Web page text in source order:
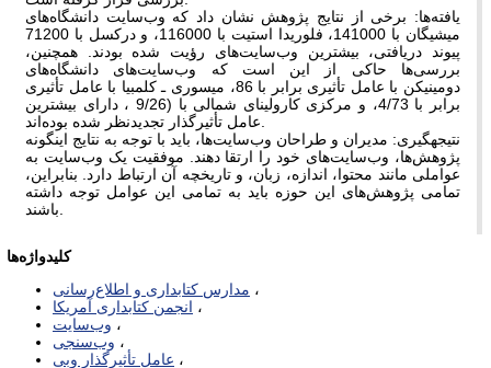
یافته‌ها: برخی از نتایج پژوهش نشان داد که وب‌سایت دانشگاه‌های
میشیگان با 141000، فلوریدا استیت با 116000، و درکسل با 71200
پیوند دریافتی، بیشترین وب‌سایت‌های رؤیت شده بودند. همچنین،
بررسی‌ها حاکی از این است که وب‌سایت‌های دانشگاه‌های
دومینیکن با عامل تأثیری برابر با 86، میسوری­ ـ کلمبیا با عامل تأثیری
برابر با 4/73، و مرکزی کارولینای شمالی با (9/26 ، دارای بیشترین
نتیجه­گیری: مدیران و طراحان وب‌‌سایت‌ها، باید با توجه به نتایج اینگونه
پژوهش‌ها، وب‌سایت‌های خود را ارتقا دهند. موفقیت یک وبسایت به
عواملی مانند محتوا، اندازه، زبان، و تاریخچه آن ارتباط دارد. بنابراین،
تمامی پژوهش‌های این حوزه باید به تمامی این عوامل توجه داشته
کلیدواژه‌ها
مدارس کتابداری و اطلاع‌رسانی
انجمن کتابداری آمریکا
وب‌سایت
وب‌سنجی
عامل تأثیرگذار وبی